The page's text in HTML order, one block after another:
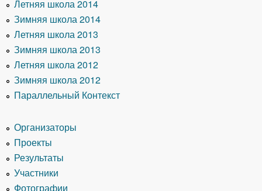
Летняя школа 2014
Зимняя школа 2014
Летняя школа 2013
Зимняя школа 2013
Летняя школа 2012
Зимняя школа 2012
Параллельный Контекст
Организаторы
Проекты
Результаты
Участники
Фотографии